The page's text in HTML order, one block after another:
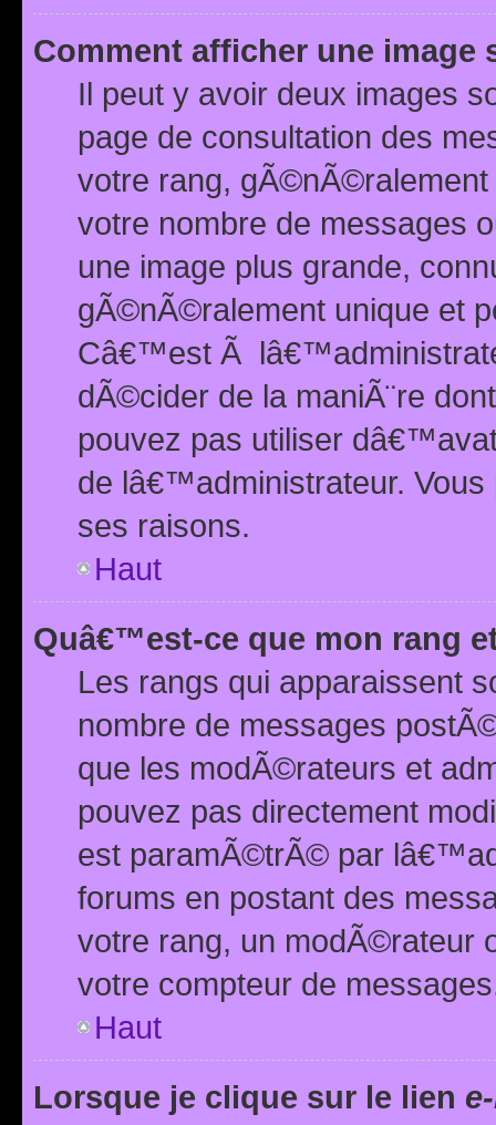
Comment afficher une image
Il peut y avoir deux images
page de consultation des
votre rang,
votre nombre de messages
une image plus grande,
gÃ©nÃ©ralement unique et
Câ€™est Ã
dÃ©cider de la maniÃ¨re
pouvez pas utiliser
de lâ€™administrateur.
ses raisons.
Haut
Quâ€™est-ce que mon rang
Les rangs qui apparaissent
nombre de messages
que les modÃ©rateurs et
pouvez pas directement
est paramÃ©trÃ© par
forums en postant des
votre rang, un modÃ©rateur
votre compteur de
Haut
Lorsque je clique sur le lien